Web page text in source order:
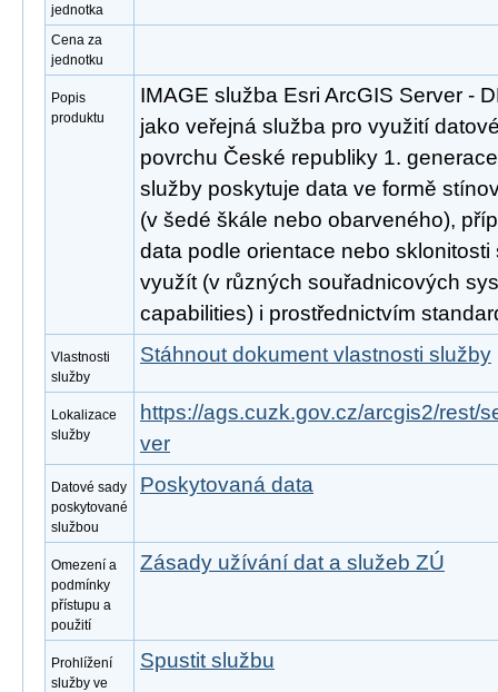
jednotka
Cena za
jednotku
Popis
produktu
IMAGE služba Esri ArcGIS Server -
jako veřejná služba pro využití
povrchu České republiky 1.
služby poskytuje data ve formě
(v šedé škále nebo obarveného),
data podle orientace nebo
využít (v různých souřadnicových
capabilities) i prostřednictvím
Vlastnosti
služby
Stáhnout dokument vlastnosti služby
Lokalizace
služby
https://ags.cuzk.gov.cz/arcgis2/rest/
ver
Datové sady
poskytované
službou
Poskytovaná data
Omezení a
podmínky
přístupu a
použití
Zásady užívání dat a služeb ZÚ
Prohlížení
služby ve
Spustit službu